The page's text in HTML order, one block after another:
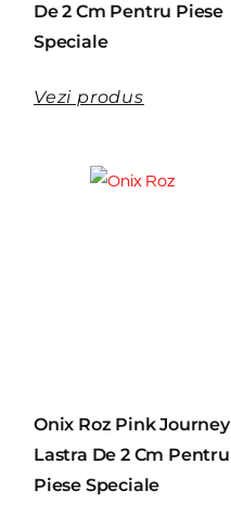
De 2 Cm Pentru Piese
Speciale
Vezi produs
Onix Roz Pink Journey
Lastra De 2 Cm Pentru
Piese Speciale